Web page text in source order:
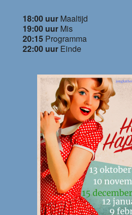
18:00 uurMaaltijd
19:00 uurMis
20:15Programma
22:00 uurEinde